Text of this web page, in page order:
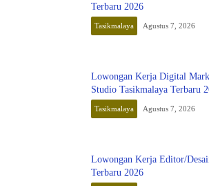
Terbaru 2026
Tasikmalaya Agustus 7, 2026
Lowongan Kerja Digital
Studio Tasikmalaya Terbaru
Tasikmalaya Agustus 7, 2026
Lowongan Kerja Editor/
Terbaru 2026